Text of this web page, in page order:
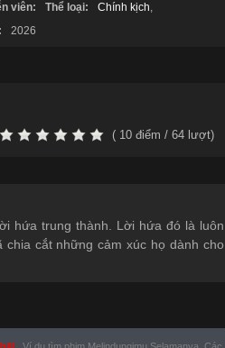
viên: Thể loại: Chính kịch,
2026
( 10điểm / 64lượt)
hứa trung thành. Lời hứa đó là luôn
cắt những cảm xúc họ dành cho